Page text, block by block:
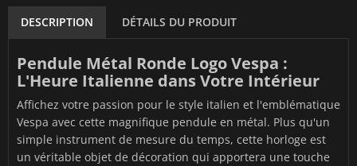
DESCRIPTION DÉTAILS DU PRODUIT
Pendule Métal Ronde Logo Vespa :
L'Heure Italienne dans Votre Intérieur
Affichez votre passion pour le style italien et l'emblématique
Vespa avec cette magnifique pendule en métal. Plus qu'un
simple instrument de mesure du temps, cette horloge est
un véritable objet de décoration qui apportera une touche